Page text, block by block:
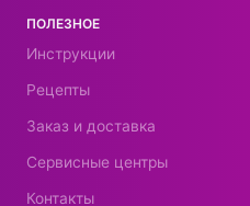
ПОЛЕЗНОЕ
Инструкции
Рецепты
Заказ и доставка
Сервисные центры
Контакты